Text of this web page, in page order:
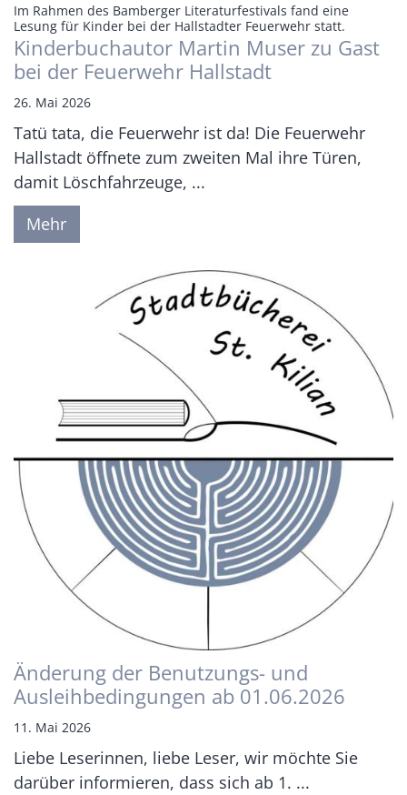
Im Rahmen des Bamberger Literaturfestivals fand eine
Lesung für Kinder bei der Hallstadter Feuerwehr statt.
Kinderbuchautor Martin Muser zu Gast
bei der Feuerwehr Hallstadt
26. Mai 2026
Tatü tata, die Feuerwehr ist da! Die Feuerwehr
Hallstadt öffnete zum zweiten Mal ihre Türen,
damit Löschfahrzeuge, ...
Mehr
Änderung der Benutzungs- und
Ausleihbedingungen ab 01.06.2026
11. Mai 2026
Liebe Leserinnen, liebe Leser, wir möchte Sie
darüber informieren, dass sich ab 1. ...